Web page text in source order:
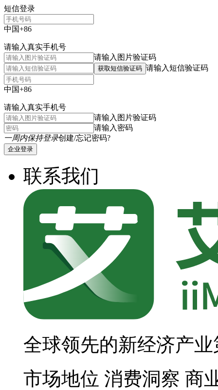
短信登录
中国+86
请输入真实手机号
请输入图片验证码
获取短信验证码 请输入短信验证码
中国+86
请输入真实手机号
请输入图片验证码
请输入密码
一周内保持登录创建/忘记密码?
企业登录
联系我们
全球领先的新经济产
市场地位 消费洞察 商